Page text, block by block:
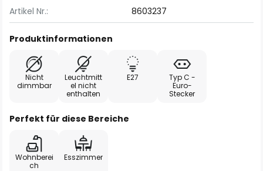
Artikel Nr.: 8603237
Produktinformationen
Nicht
dimmbar
Leuchtmitt
el nicht
enthalten
E27
Typ C -
Euro-
Stecker
Perfekt für diese Bereiche
Wohnberei
ch
Esszimmer